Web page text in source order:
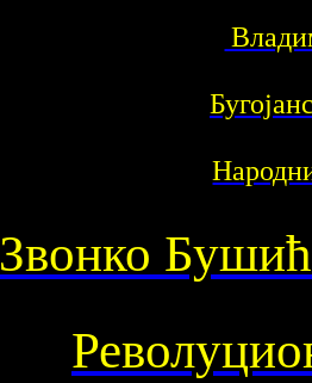
Звонко